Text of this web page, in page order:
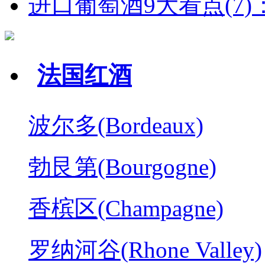
法国红酒
波尔多(Bordeaux)
勃艮第(Bourgogne)
香槟区(Champagne)
罗纳河谷(Rhone Valley)